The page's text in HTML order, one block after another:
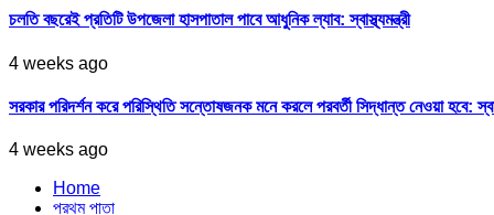
চলতি বছরেই প্রতিটি উপজেলা হাসপাতাল পাবে আধুনিক ল্যাব: স্বাস্থ্যমন্ত্রী
4 weeks ago
সরকার পরিদর্শন করে পরিস্থিতি সন্তোষজনক মনে করলে পরবর্তী সিদ্ধান্ত নেওয়া হবে:
4 weeks ago
Home
প্রথম পাতা